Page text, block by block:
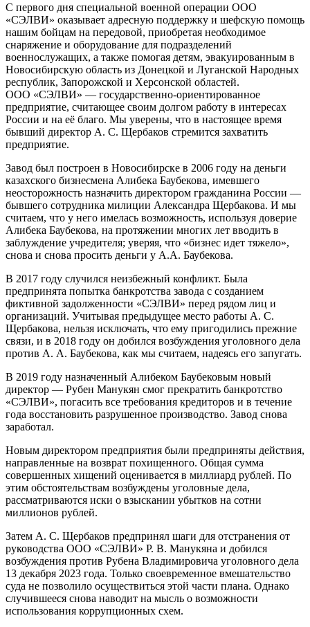
С первого дня специальной военной операции ООО
«СЭЛВИ» оказывает адресную поддержку и шефскую помощь
нашим бойцам на передовой, приобретая необходимое
снаряжение и оборудование для подразделений
военнослужащих, а также помогая детям, эвакуированным в
Новосибирскую область из Донецкой и Луганской Народных
республик, Запорожской и Херсонской областей.
ООО «СЭЛВИ» — государственно-ориентированное
предприятие, считающее своим долгом работу в интересах
России и на её благо. Мы уверены, что в настоящее время
бывший директор А. С. Щербаков стремится захватить
предприятие.
Завод был построен в Новосибирске в 2006 году на деньги
казахского бизнесмена Алибека Баубекова, имевшего
неосторожность назначить директором гражданина России —
бывшего сотрудника милиции Александра Щербакова. И мы
считаем, что у него имелась возможность, используя доверие
Алибека Баубекова, на протяжении многих лет вводить в
заблуждение учредителя; уверяя, что «бизнес идет тяжело»,
снова и снова просить деньги у А.А. Баубекова.
В 2017 году случился неизбежный конфликт. Была
предпринята попытка банкротства завода с созданием
фиктивной задолженности «СЭЛВИ» перед рядом лиц и
организаций. Учитывая предыдущее место работы А. С.
Щербакова, нельзя исключать, что ему пригодились прежние
связи, и в 2018 году он добился возбуждения уголовного дела
против А. А. Баубекова, как мы считаем, надеясь его запугать.
В 2019 году назначенный Алибеком Баубековым новый
директор — Рубен Манукян смог прекратить банкротство
«СЭЛВИ», погасить все требования кредиторов и в течение
года восстановить разрушенное производство. Завод снова
заработал.
Новым директором предприятия были предприняты действия,
направленные на возврат похищенного. Общая сумма
совершенных хищений оценивается в миллиард рублей. По
этим обстоятельствам возбуждены уголовные дела,
рассматриваются иски о взыскании убытков на сотни
миллионов рублей.
Затем А. С. Щербаков предпринял шаги для отстранения от
руководства ООО «СЭЛВИ» Р. В. Манукяна и добился
возбуждения против Рубена Владимировича уголовного дела
13 декабря 2023 года. Только своевременное вмешательство
суда не позволило осуществиться этой части плана. Однако
случившееся снова наводит на мысль о возможности
использования коррупционных схем.